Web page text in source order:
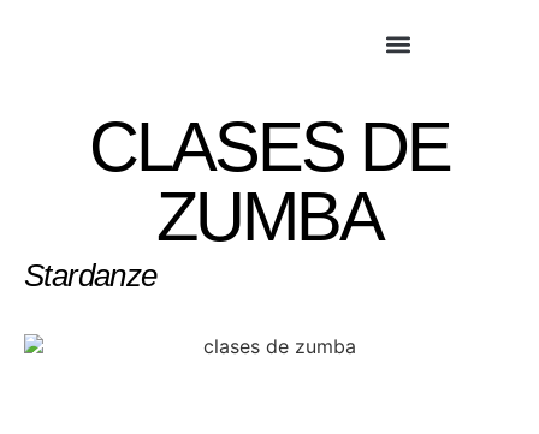
CLASES DE
ZUMBA
Stardanze